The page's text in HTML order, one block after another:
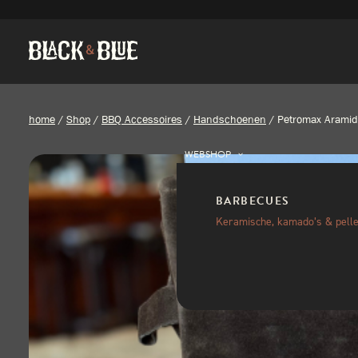
WEBSHOP
BARBECUES
Keramische, kamado’s &
home / Shop / BBQ Accessoires / Handschoenen / Petromax